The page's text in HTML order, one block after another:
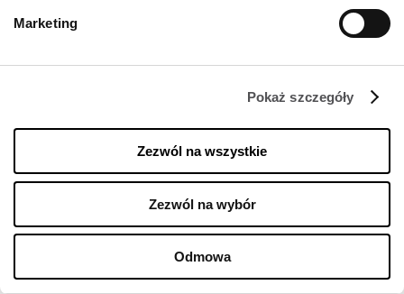
Marketing
Pokaż szczegóły
Zezwól na wszystkie
Zezwól na wybór
Odmowa